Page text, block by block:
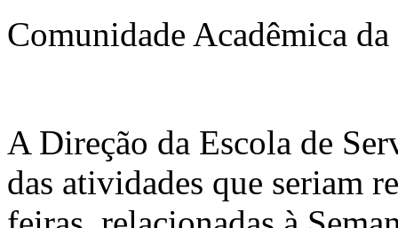
Comunidade Acadêmica
A Direção da Escola de
das atividades que seriam